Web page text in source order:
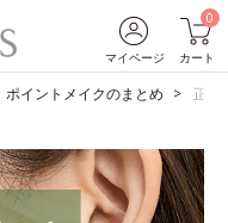
マイページ
0
カート
ポイントメイクのまとめ 正月